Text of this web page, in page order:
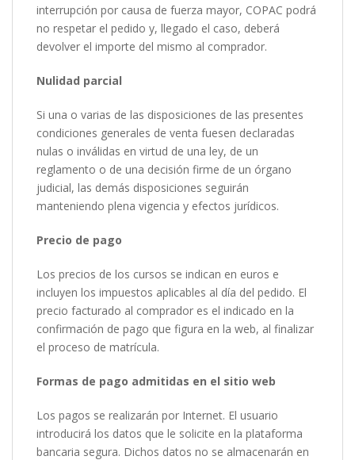
interrupción por causa de fuerza mayor, COPAC podrá
no respetar el pedido y, llegado el caso, deberá
devolver el importe del mismo al comprador.
Nulidad parcial
Si una o varias de las disposiciones de las presentes
condiciones generales de venta fuesen declaradas
nulas o inválidas en virtud de una ley, de un
reglamento o de una decisión firme de un órgano
judicial, las demás disposiciones seguirán
manteniendo plena vigencia y efectos jurídicos.
Precio de pago
Los precios de los cursos se indican en euros e
incluyen los impuestos aplicables al día del pedido. El
precio facturado al comprador es el indicado en la
confirmación de pago que figura en la web, al finalizar
el proceso de matrícula.
Formas de pago admitidas en el sitio web
Los pagos se realizarán por Internet. El usuario
introducirá los datos que le solicite en la plataforma
bancaria segura. Dichos datos no se almacenarán en